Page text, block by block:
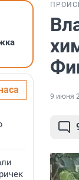
9 июня